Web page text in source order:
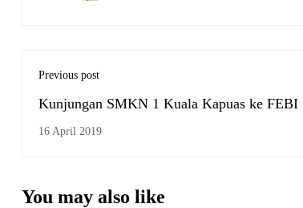
Previous post
Kunjungan SMKN 1 Kuala Kapuas ke FEBI
16 April 2019
You may also like